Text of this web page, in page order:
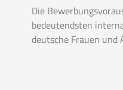
Die
bedeutendsten
deutsche Frauen und